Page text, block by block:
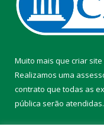
Muito mais que criar site
Realizamos uma
contrato que todas as
pública serão atendidas.